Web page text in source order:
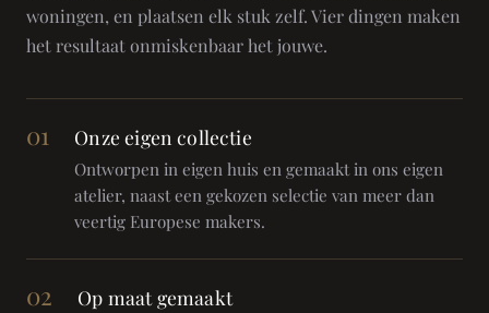
woningen, en plaatsen elk stuk zelf. Vier dingen maken
het resultaat onmiskenbaar het jouwe.
01 Onze eigen collectie
Ontworpen in eigen huis en gemaakt in ons eigen
atelier, naast een gekozen selectie van meer dan
veertig Europese makers.
02 Op maat gemaakt